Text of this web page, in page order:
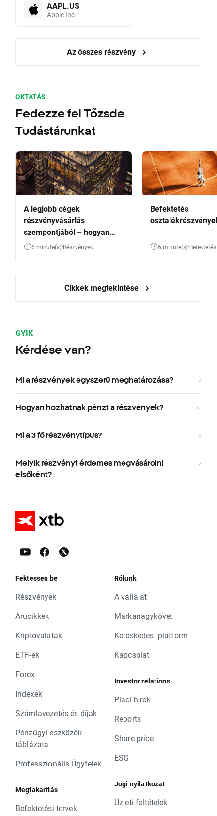
AAPL.US
Apple Inc
Az összes részvény
OKTATÁS
Fedezze fel Tőzsde
Tudástárunkat
A legjobb cégek
részvényvásárlás
szempontjából – hogyan
válasszunk?
6 minute(s) Részvények
Befektetés
6 minute(s) Befektetés
Cikkek megtekintése
GYIK
Kérdése van?
Mi a részvények egyszerű meghatározása?
Hogyan hozhatnak pénzt a részvények?
Mi a 3 fő részvénytípus?
Melyik részvényt érdemes megvásárolni
elsőként?
Fektessen be
Részvények
Árucikkek
Kriptovaluták
ETF-ek
Forex
Indexek
Számlavezetés és díjak
Pénzügyi eszközök
táblázata
Professzionális Ügyfelek
Megtakarítás
Befektetési tervek
Rólunk
A vállalat
Márkanagykövet
Kereskedési platform
Kapcsolat
Investor relations
Piaci hírek
Reports
Share price
ESG
Jogi nyilatkozat
Üzleti feltételek